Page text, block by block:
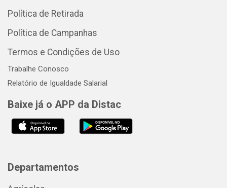
Política de Retirada
Política de Campanhas
Termos e Condições de Uso
Trabalhe Conosco
Relatório de Igualdade Salarial
Baixe já o APP da Distac
Departamentos